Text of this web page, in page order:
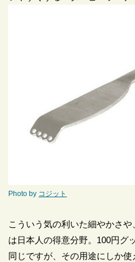
Photo by コジット
こういう気の利いた細やかさ
は日本人の得意分野。100円グ
同じですが、その用途にしか